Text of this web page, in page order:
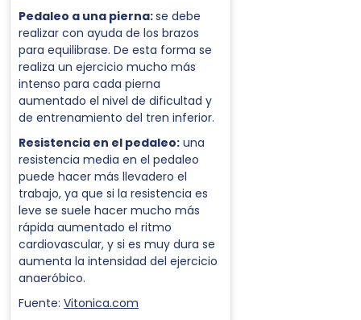
Pedaleo a una pierna:se debe
realizar con ayuda de los brazos
para equilibrase. De esta forma se
realiza un ejercicio mucho más
intenso para cada pierna
aumentado el nivel de dificultad y
de entrenamiento del tren inferior.
Resistencia en el pedaleo: una
resistencia media en el pedaleo
puede hacer más llevadero el
trabajo, ya que si la resistencia es
leve se suele hacer mucho más
rápida aumentado el ritmo
cardiovascular, y si es muy dura se
aumenta la intensidad del ejercicio
anaeróbico.
Fuente: Vitonica.com